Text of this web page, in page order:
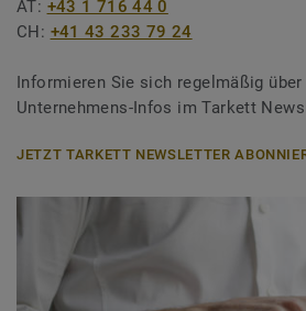
AT: +43 1 716 44 0
CH: +41 43 233 79 24
Informieren Sie sich regelmäßig
Unternehmens-Infos im Tarkett
JETZT TARKETT NEWSLETTER